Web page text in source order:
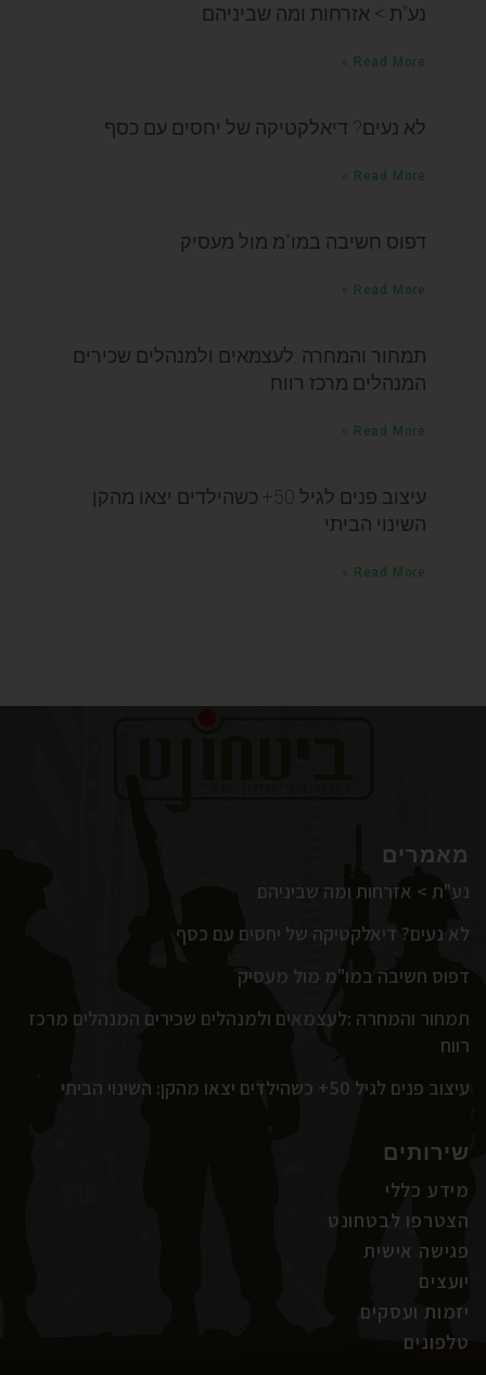
נע"ת > אזרחות ומה שביניהם
Read More »
לא נעים? דיאלקטיקה של יחסים עם כסף
Read More »
דפוס חשיבה במו"מ מול מעסיק
Read More »
תמחור והמחרה :לעצמאים ולמנהלים שכירים
המנהלים מרכז רווח
Read More »
עיצוב פנים לגיל 50+ כשהילדים יצאו מהקן:
השינוי הביתי
Read More »
מאמרים
נע"ת > אזרחות ומה שביניהם
לא נעים? דיאלקטיקה של יחסים עם כסף
דפוס חשיבה במו"מ מול מעסיק
תמחור והמחרה :לעצמאים ולמנהלים שכירים המנהלים מרכז
רווח
עיצוב פנים לגיל 50+ כשהילדים יצאו מהקן: השינוי הביתי
שירותים
מידע כללי
הצטרפו לבטחונט
פגישה אישית
יועצים
יזמות ועסקים
טלפונים